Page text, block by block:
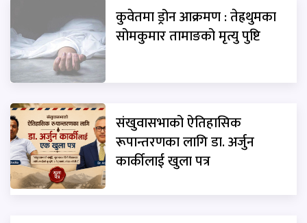
कुवेतमा ड्रोन आक्रमण : तेह्रथुमका
सोमकुमार तामाङको मृत्यु पुष्टि
संखुवासभाको ऐतिहासिक
रूपान्तरणका लागि डा. अर्जुन
कार्कीलाई खुला पत्र